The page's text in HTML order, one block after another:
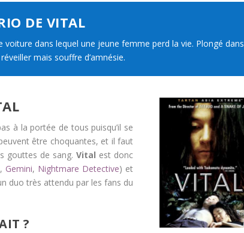
DE VITAL
voiture dans lequel une jeune femme perd la vie. Plongé dans
mais souffre d’amnésie.
à la portée de tous puisqu’il se
être choquantes, et il faut
gouttes de sang.Vital est donc
, Gemini, Nightmare Detective) et
duo très attendu par les fans du
?